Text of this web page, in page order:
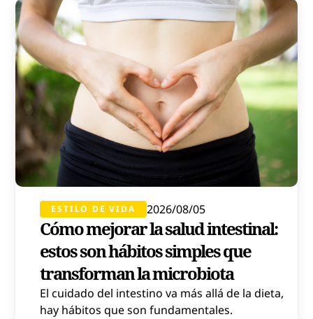
ESTILO DE VIDA 2026/08/05
Cómo mejorar la salud intestinal:
estos son hábitos simples que
transforman la microbiota
El cuidado del intestino va más allá de la dieta,
hay hábitos que son fundamentales.